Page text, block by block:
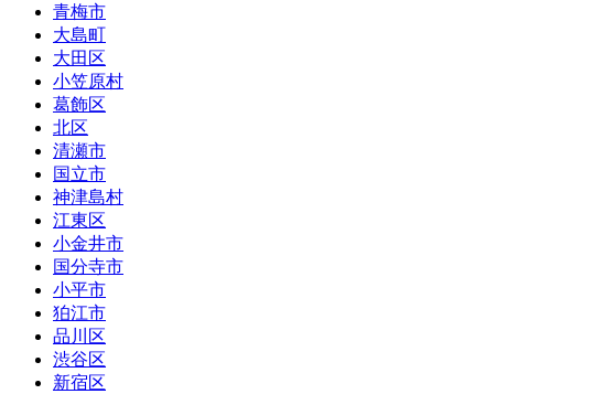
青梅市
大島町
大田区
小笠原村
葛飾区
北区
清瀬市
国立市
神津島村
江東区
小金井市
国分寺市
小平市
狛江市
品川区
渋谷区
新宿区